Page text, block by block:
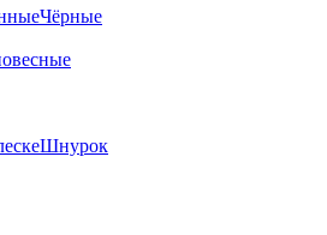
Чёрные
Шнурок